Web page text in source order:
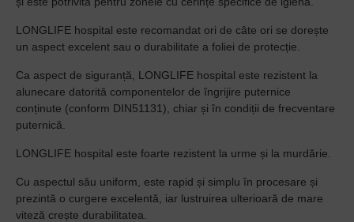
LONGLIFE hospital este recomandat ori de câte ori se dorește
un aspect excelent sau o durabilitate a foliei de protecție.
Ca aspect de siguranță, LONGLIFE hospital este rezistent la
alunecare datorită componentelor de îngrijire puternice
conținute (conform DIN51131), chiar și în condiții de frecventare
puternică.
LONGLIFE hospital este foarte rezistent la urme și la murdărie.
Cu aspectul său uniform, este rapid și simplu în procesare și
prezintă o curgere excelentă, iar lustruirea ulterioară de mare
viteză crește durabilitatea.